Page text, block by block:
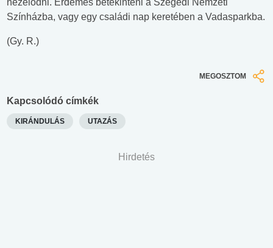
nézelődni. Érdemes betekinteni a Szegedi Nemzeti
Színházba, vagy egy családi nap keretében a Vadasparkba.
(Gy. R.)
MEGOSZTOM
Kapcsolódó címkék
KIRÁNDULÁS UTAZÁS
Hirdetés